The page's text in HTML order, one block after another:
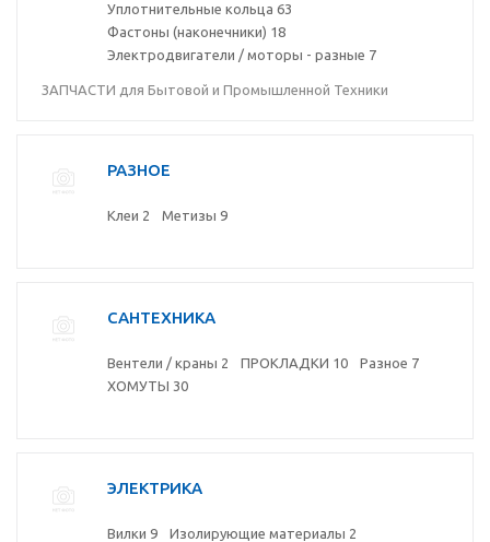
Уплотнительные кольца 63
Фастоны (наконечники) 18
Электродвигатели / моторы - разные 7
ЗАПЧАСТИ для Бытовой и Промышленной Техники
РАЗНОЕ
Клеи 2 Метизы 9
САНТЕХНИКА
Вентели / краны 2 ПРОКЛАДКИ 10 Разное 7
ХОМУТЫ 30
ЭЛЕКТРИКА
Вилки 9 Изолирующие материалы 2